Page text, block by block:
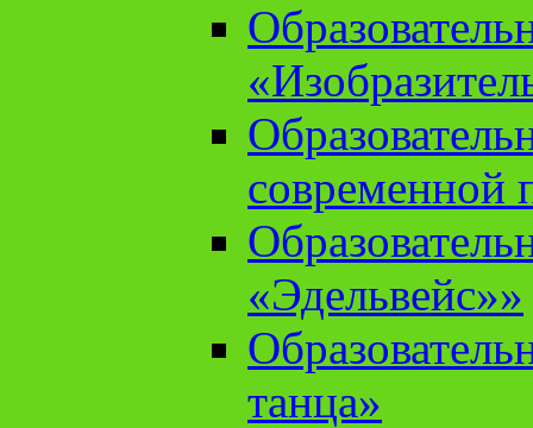
современной
«Эдельвейс»»
танца»